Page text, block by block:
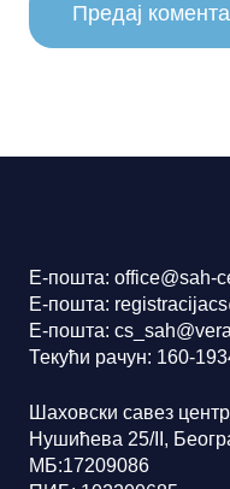
Предај
Е-пошта: office@sah-
Е-пошта:
Е-пошта:
Текући рачун: 160-
Шаховски савез
Нушићева 25/II,
МБ:17209086